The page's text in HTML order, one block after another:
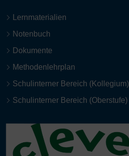
Lernmaterialien
Notenbuch
Dokumente
Methodenlehrplan
Schulinterner Bereich (Kollegium)
Schulinterner Bereich (Oberstufe)